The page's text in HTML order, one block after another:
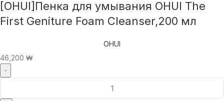
[OHUI]Пенка для умывания OHUI The
First Geniture Foam Cleanser,200 мл
OHUI
46,200 ₩